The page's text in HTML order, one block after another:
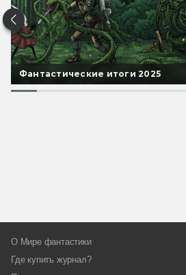
Фантастические итоги 2025
О Мире фантастики
Где купить журнал?